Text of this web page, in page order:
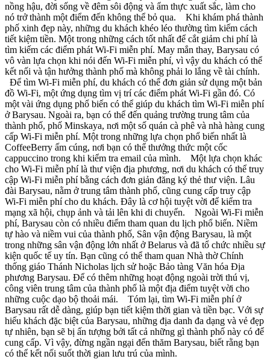
nồng hậu, đời sống về đêm sôi động và ẩm thực xuất sắc, làm cho
nó trở thành một điểm đến không thể bỏ qua. Khi khám phá thành
phố xinh đẹp này, những du khách khéo léo thường tìm kiếm cách
tiết kiệm tiền. Một trong những cách tốt nhất để cắt giảm chi phí là
tìm kiếm các điểm phát Wi-Fi miễn phí. May mắn thay, Barysau có
vô vàn lựa chọn khi nói đến Wi-Fi miễn phí, vì vậy du khách có thể
kết nối và tận hưởng thành phố mà không phải lo lắng về tài chính.
Để tìm Wi-Fi miễn phí, du khách có thể đơn giản sử dụng một bản
đồ Wi-Fi, một ứng dụng tìm vị trí các điểm phát Wi-Fi gần đó. Có
một vài ứng dụng phổ biến có thể giúp du khách tìm Wi-Fi miễn phí
ở Barysau. Ngoài ra, bạn có thể đến quảng trường trung tâm của
thành phố, phố Minskaya, nơi một số quán cà phê và nhà hàng cung
cấp Wi-Fi miễn phí. Một trong những lựa chọn phổ biến nhất là
CoffeeBerry ấm cúng, nơi bạn có thể thưởng thức một cốc
cappuccino trong khi kiểm tra email của mình. Một lựa chọn khác
cho Wi-Fi miễn phí là thư viện địa phương, nơi du khách có thể truy
cập Wi-Fi miễn phí bằng cách đơn giản đăng ký thẻ thư viện. Lâu
đài Barysau, nằm ở trung tâm thành phố, cũng cung cấp truy cập
Wi-Fi miễn phí cho du khách. Đây là cơ hội tuyệt vời để kiểm tra
mạng xã hội, chụp ảnh và tải lên khi di chuyển. Ngoài Wi-Fi miễn
phí, Barysau còn có nhiều điểm tham quan du lịch phổ biến. Niềm
tự hào và niềm vui của thành phố, Sân vận động Barysau, là một
trong những sân vận động lớn nhất ở Belarus và đã tổ chức nhiều sự
kiện quốc tế uy tín. Bạn cũng có thể tham quan Nhà thờ Chính
thống giáo Thánh Nicholas lịch sử hoặc Bảo tàng Văn hóa Địa
phương Barysau. Để có thêm những hoạt động ngoài trời thú vị,
công viên trung tâm của thành phố là một địa điểm tuyệt vời cho
những cuộc dạo bộ thoải mái. Tóm lại, tìm Wi-Fi miễn phí ở
Barysau rất dễ dàng, giúp bạn tiết kiệm thời gian và tiền bạc. Với sự
hiếu khách đặc biệt của Barysau, những địa danh đa dạng và vẻ đẹp
tự nhiên, bạn sẽ bị ấn tượng bởi tất cả những gì thành phố này có để
cung cấp. Vì vậy, đừng ngần ngại đến thăm Barysau, biết rằng bạn
có thể kết nối suốt thời gian lưu trú của mình.